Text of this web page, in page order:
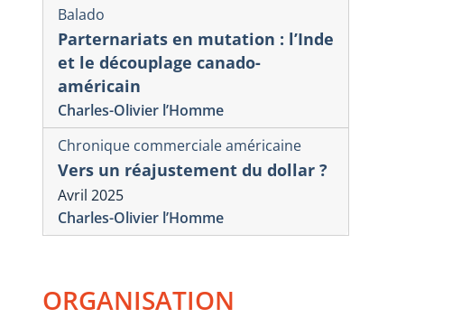
Balado
Parternariats en mutation : l’Inde
et le découplage canado-
américain
Charles-Olivier l’Homme
Chronique commerciale américaine
Vers un réajustement du dollar ?
Avril 2025
Charles-Olivier l’Homme
ORGANISATION